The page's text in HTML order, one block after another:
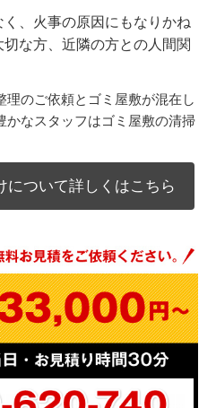
、火事の原因にもなりかね
な方、近隣の方との人間関
理のご依頼とゴミ屋敷が混在し
かなスタッフはゴミ屋敷の清掃
について詳しくはこちら